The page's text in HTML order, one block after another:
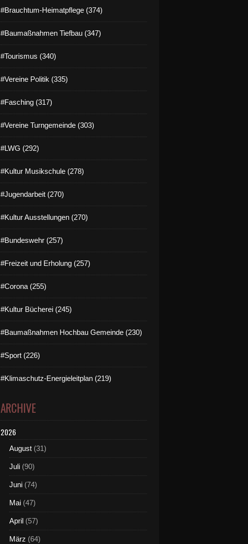
#Brauchtum-Heimatpflege (374)
#Baumaßnahmen Tiefbau (347)
#Tourismus (340)
#Vereine Politik (335)
#Fasching (317)
#Vereine Turngemeinde (303)
#LWG (292)
#Kultur Musikschule (278)
#Jugendarbeit (270)
#Kultur Ausstellungen (270)
#Bundeswehr (257)
#Freizeit und Erholung (257)
#Corona (255)
#Kultur Bücherei (245)
#Baumaßnahmen Hochbau Gemeinde (230)
#Sport (226)
#Klimaschutz-Energieleitplan (219)
ARCHIVE
2026
August (31)
Juli (90)
Juni (74)
Mai (47)
April (57)
März (64)